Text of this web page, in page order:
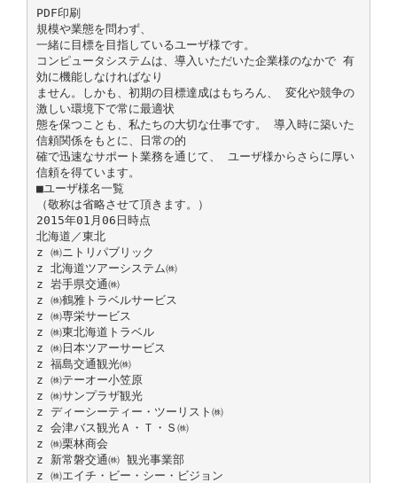
PDF印刷
規模や業態を問わず、
一緒に目標を目指しているユーザ様です。
コンピュータシステムは、導入いただいた企業様のなかで 有
効に機能しなければなり
ません。しかも、初期の目標達成はもちろん、 変化や競争の
激しい環境下で常に最適状
態を保つことも、私たちの大切な仕事です。 導入時に築いた
信頼関係をもとに、日常の的
確で迅速なサポート業務を通じて、 ユーザ様からさらに厚い
信頼を得ています。
■ユーザ様名一覧
（敬称は省略させて頂きます。）
2015年01月06日時点
北海道／東北
z ㈱ニトリパブリック
z 北海道ツアーシステム㈱
z 岩手県交通㈱
z ㈱鶴雅トラベルサービス
z ㈱専栄サービス
z ㈱東北海道トラベル
z ㈱日本ツアーサービス
z 福島交通観光㈱
z ㈱テーオー小笠原
z ㈱サンプラザ観光
z ディーシーティー・ツーリスト㈱
z 会津バス観光Ａ・Ｔ・Ｓ㈱
z ㈱栗林商会
z 新常磐交通㈱ 観光事業部
z ㈱エイチ・ビー・シー・ビジョン